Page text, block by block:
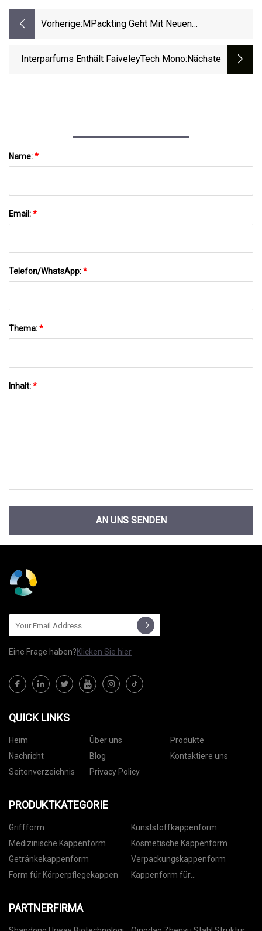
Vorherige: MPackting Geht Mit Neuen
Luxusverpackungslösungen Über Holz
Interparfums Enthält FaiveleyTech Mono:nächste
Name:*
Email:*
Telefon/WhatsApp:*
Thema:*
Inhalt:*
AN UNS SENDEN
Eine Frage haben?Klicken Sie hier
QUICK LINKS
Heim Über uns
Produkte
Nachricht
Blog
Kontaktiere uns
Seitenverzeichnis
Privacy Policy
PRODUKTKATEGORIE
Griffform
Kunststoffkappenform
Medizinische Kappenform
Kosmetische Kappenform
Getränkekappenform
Verpackungskappenform
Form für Körperpflegekappen
Kappenform für
PARTNERFIRMA